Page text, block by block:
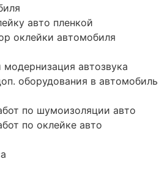
авто пленкой
оклейки автомобиля
модернизация автозвука
оборудования в автомобиль
по шумоизоляции авто
по оклейке авто